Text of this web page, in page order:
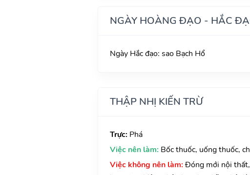
NGÀY HOÀNG ĐẠO - HẮC
Ngày Hắc đạo: sao Bạch Hổ
THẬP NHỊ KIẾN TRỪ
Trực: Phá
Việc nên làm: Bốc thuốc, uống thuốc,
Việc không nên làm: Đóng mới nội thất,